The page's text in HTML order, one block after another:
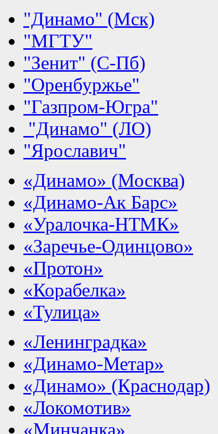
"Динамо" (Мск)
"МГТУ"
"Зенит" (С-Пб)
"Оренбуржье"
"Газпром-Югра"
"Динамо" (ЛО)
"Ярославич"
«Динамо» (Москва)
«Динамо-Ак Барс»
«Уралочка-НТМК»
«Заречье-Одинцово»
«Протон»
«Корабелка»
«Тулица»
«Ленинградка»
«Динамо-Метар»
«Динамо» (Краснодар)
«Локомотив»
«Минчанка»